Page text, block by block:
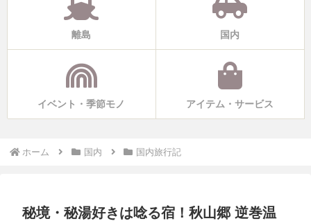
離島 国内
イベント・季節モノ アイテム・サービス
ホーム 国内 国内旅行記
秘境・秘湯好きは唸る宿！秋山郷 逆巻温